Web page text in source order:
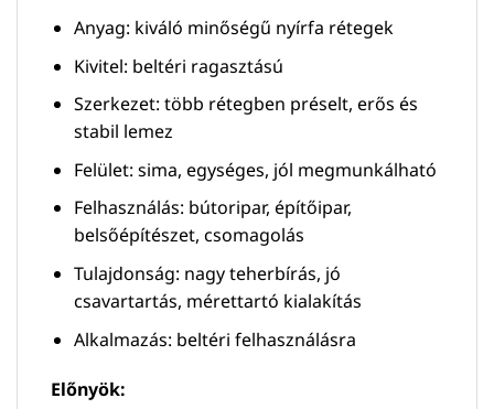
Anyag: kiváló minőségű nyírfa rétegek
Kivitel: beltéri ragasztású
Szerkezet: több rétegben préselt, erős és
stabil lemez
Felület: sima, egységes, jól megmunkálható
Felhasználás: bútoripar, építőipar,
belsőépítészet, csomagolás
Tulajdonság: nagy teherbírás, jó
csavartartás, mérettartó kialakítás
Alkalmazás: beltéri felhasználásra
Előnyök: